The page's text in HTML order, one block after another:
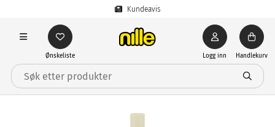
Kundeavis
Ønskeliste Logg inn Handlekurv